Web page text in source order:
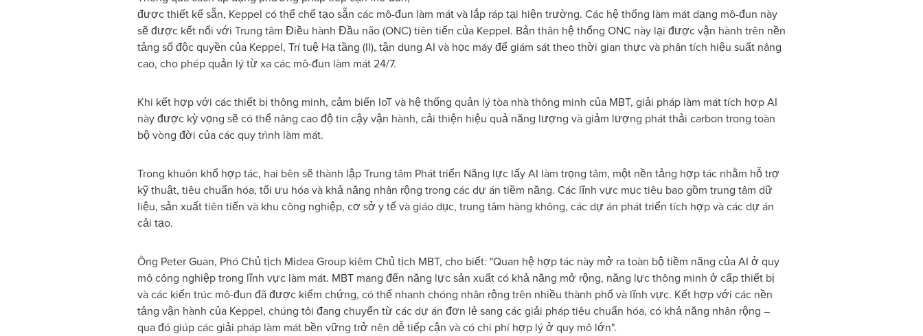
được thiết kế sẵn, Keppel có thể chế tạo sẵn các mô-đun làm mát và lắp ráp tại hiện trường. Các hệ thống làm mát dạng mô-đun này
sẽ được kết nối với Trung tâm Điều hành Đầu não (ONC) tiên tiến của Keppel. Bản thân hệ thống ONC này lại được vận hành trên nền
tảng số độc quyền của Keppel, Trí tuệ Hạ tầng (II), tận dụng AI và học máy để giám sát theo thời gian thực và phân tích hiệu suất nâng
cao, cho phép quản lý từ xa các mô-đun làm mát 24/7.
Khi kết hợp với các thiết bị thông minh, cảm biến IoT và hệ thống quản lý tòa nhà thông minh của MBT, giải pháp làm mát tích hợp AI
này được kỳ vọng sẽ có thể nâng cao độ tin cậy vận hành, cải thiện hiệu quả năng lượng và giảm lượng phát thải carbon trong toàn
bộ vòng đời của các quy trình làm mát.
Trong khuôn khổ hợp tác, hai bên sẽ thành lập Trung tâm Phát triển Năng lực lấy AI làm trọng tâm, một nền tảng hợp tác nhằm hỗ trợ
kỹ thuật, tiêu chuẩn hóa, tối ưu hóa và khả năng nhân rộng trong các dự án tiềm năng. Các lĩnh vực mục tiêu bao gồm trung tâm dữ
liệu, sản xuất tiên tiến và khu công nghiệp, cơ sở y tế và giáo dục, trung tâm hàng không, các dự án phát triển tích hợp và các dự án
cải tạo.
Ông Peter Guan, Phó Chủ tịch Midea Group kiêm Chủ tịch MBT, cho biết: "Quan hệ hợp tác này mở ra toàn bộ tiềm năng của AI ở quy
mô công nghiệp trong lĩnh vực làm mát. MBT mang đến năng lực sản xuất có khả năng mở rộng, năng lực thông minh ở cấp thiết bị
và các kiến trúc mô-đun đã được kiểm chứng, có thể nhanh chóng nhân rộng trên nhiều thành phố và lĩnh vực. Kết hợp với các nền
tảng vận hành của Keppel, chúng tôi đang chuyển từ các dự án đơn lẻ sang các giải pháp tiêu chuẩn hóa, có khả năng nhân rộng –
qua đó giúp các giải pháp làm mát bền vững trở nên dễ tiếp cận và có chi phí hợp lý ở quy mô lớn".